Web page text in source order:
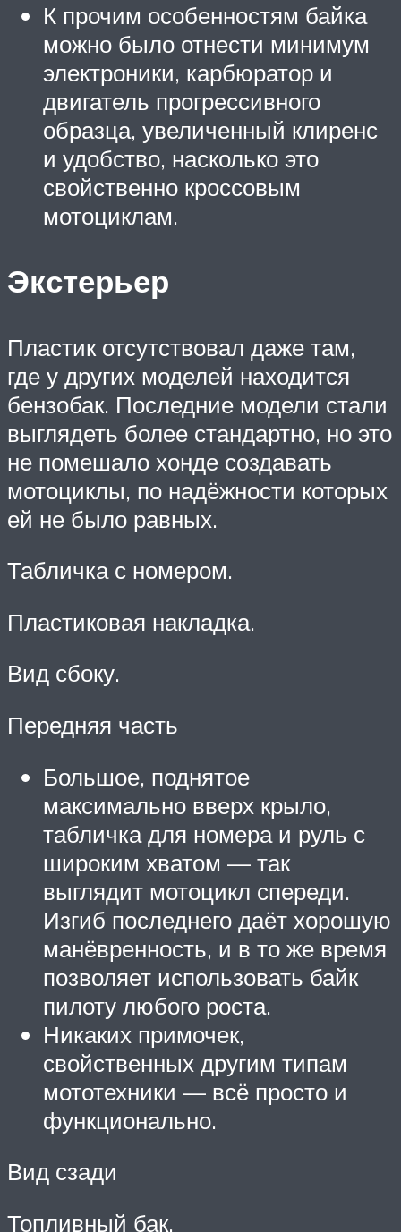
К прочим особенностям байка
можно было отнести минимум
электроники, карбюратор и
двигатель прогрессивного
образца, увеличенный клиренс
и удобство, насколько это
свойственно кроссовым
мотоциклам.
Экстерьер
Пластик отсутствовал даже там,
где у других моделей находится
бензобак. Последние модели стали
выглядеть более стандартно, но это
не помешало хонде создавать
мотоциклы, по надёжности которых
ей не было равных.
Табличка с номером.
Пластиковая накладка.
Вид сбоку.
Передняя часть
Большое, поднятое
максимально вверх крыло,
табличка для номера и руль с
широким хватом — так
выглядит мотоцикл спереди.
Изгиб последнего даёт хорошую
манёвренность, и в то же время
позволяет использовать байк
пилоту любого роста.
Никаких примочек,
свойственных другим типам
мототехники — всё просто и
функционально.
Вид сзади
Топливный бак.